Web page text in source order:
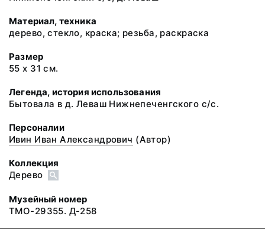
Материал, техника
дерево, стекло, краска; резьба, раскраска
Размер
55 х 31 см.
Легенда, история использования
Бытовала в д. Леваш Нижнепеченгского с/с.
Персоналии
Ивин Иван Александрович (Автор)
Коллекция
Дерево
Музейный номер
ТМО-29355. Д-258